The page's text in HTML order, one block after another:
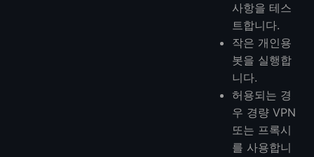
사항을 테스
트합니다.
작은 개인용
봇을 실행합
니다.
허용되는 경
우 경량 VPN
또는 프록시
를 사용합니